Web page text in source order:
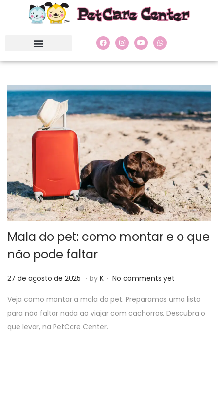
Mala do pet: como montar e o que
não pode faltar
P
s
t
e
27 de agosto de 2025 6
e
a
g
. by K . No comments yet
Veja como montar a mala do pet. Preparamos uma lista
para não faltar nada ao viajar com cachorros. Descubra o
que levar, na PetCare Center.